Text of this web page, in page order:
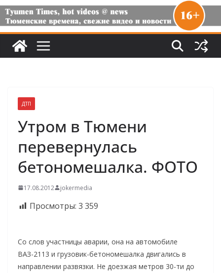
ДТП
Утром в Тюмени
перевернулась
бетономешалка. ФОТО
17.08.2012 jokermedia
Просмотры: 3 359
Со слов участницы аварии, она на автомобиле
ВАЗ-2113 и грузовик-бетономешалка двигались в
направлении развязки. Не доезжая метров 30-ти до